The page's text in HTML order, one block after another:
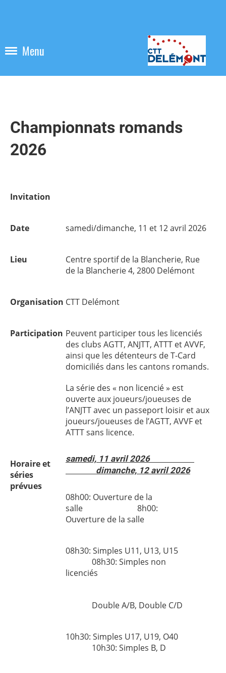
Menu
Championnats romands
2026
Invitation
Date samedi/dimanche, 11 et 12 avril 2026
Lieu
Centre sportif de la Blancherie, Rue
de la Blancherie 4, 2800 Delémont
Organisation CTT Delémont
Participation Peuvent participer tous les licenciés
des clubs AGTT, ANJTT, ATTT et AVVF,
ainsi que les détenteurs de T-Card
domiciliés dans les cantons romands.
La série des « non licencié » est
ouverte aux joueurs/joueuses de
l’ANJTT avec un passeport loisir et aux
joueurs/joueuses de l’AGTT, AVVF et
ATTT sans licence.
Horaire et
séries
prévues
samedi, 11 avril 2026
dimanche, 12 avril 2026
08h00: Ouverture de la
salle 8h00:
Ouverture de la salle
08h30: Simples U11, U13, U15
08h30: Simples non
licenciés
Double A/B, Double C/D
10h30: Simples U17, U19, O40
10h30: Simples B, D